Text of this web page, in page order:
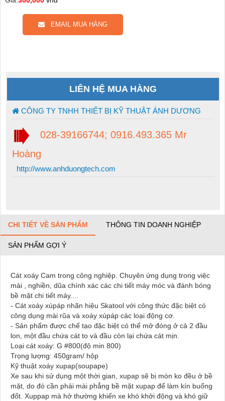
EMAIL MUA HÀNG
LIÊN HỆ MUA HÀNG
CÔNG TY TNHH THIẾT BỊ KỸ THUẬT ÁNH DƯƠNG
028-39166744; 0916.493.365 Mr
Hoàng
http://www.anhduongtech.com
CHI TIẾT VỀ SẢN PHẨM THÔNG TIN DOANH NGHIỆP
SẢN PHẨM GỢI Ý
Cát xoáy Cam trong công nghiệp. Chuyên ứng dụng trong việc
mài , nghiền, dũa chính xác các chi tiết máy móc và đánh bóng
bề mặt chi tiết máy....
- Cát xoáy xúpáp nhãn hiệu Skatool với công thức đặc biệt có
công dụng mài rũa và xoáy xúpáp các loại động cơ.
- Sản phẩm được chế tạo đặc biệt có thể mở đóng ở cả 2 đầu
lon, một đầu chứa cát to và đầu còn lại chứa cát mịn.
Loại cát xoáy: G #800(độ min 800)
Trọng lượng: 450gram/ hộp
Kỹ thuật xoáy xupap(soupape)
Xe sau khi sử dụng một thời gian, xupap sẽ bị mòn ko đều ở bề
mặt, do đó cần phải mài phẳng bề mặt xupap để làm kín buống
đốt. Xuppap mà hở thường khiến xe khó khởi động và khó giữ